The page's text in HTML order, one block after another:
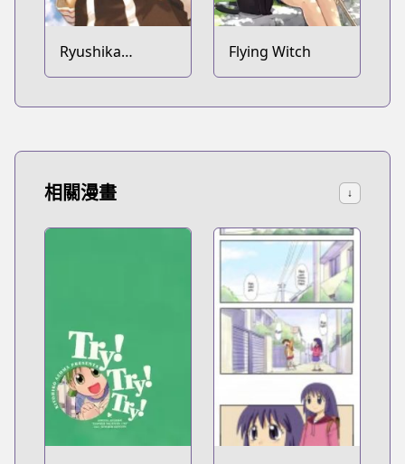
Ryushika
Ryushika
Flying Witch
相關漫畫 ↓